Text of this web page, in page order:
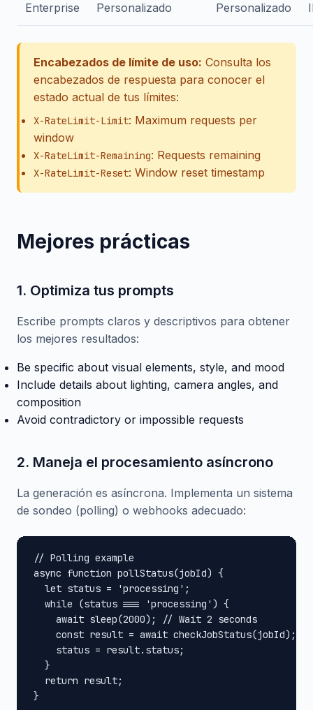
Enterprise Personalizado Personalizado
Encabezados de límite de uso: Consulta los
encabezados de respuesta para conocer el
estado actual de tus límites:
X-RateLimit-Limit: Maximum requests per
window
X-RateLimit-Remaining: Requests remaining
X-RateLimit-Reset: Window reset timestamp
Mejores prácticas
1. Optimiza tus prompts
Escribe prompts claros y descriptivos para obtener
los mejores resultados:
Be specific about visual elements, style, and mood
Include details about lighting, camera angles, and
composition
Avoid contradictory or impossible requests
2. Maneja el procesamiento asíncrono
La generación es asíncrona. Implementa un sistema
de sondeo (polling) o webhooks adecuado:
// Polling example
async function pollStatus(jobId) {
  let status = 'processing';
  while (status === 'processing') {
    await sleep(2000); // Wait 2 seconds
    const result = await checkJobStatus(jobId);
    status = result.status;
  }
  return result;
}